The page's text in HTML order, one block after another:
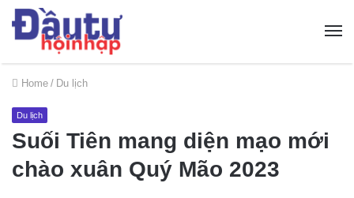
Home / Du lịch
Du lịch
Suối Tiên mang diện mạo mới
chào xuân Quý Mão 2023